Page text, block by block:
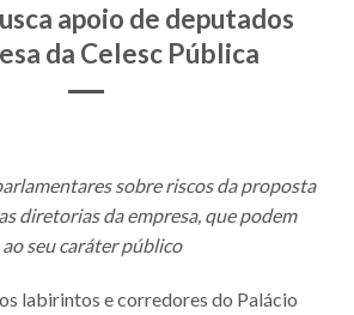
apoio de deputados
da Celesc Pública
sobre riscos da proposta
diretorias da empresa, que podem
seu caráter público
labirintos e corredores do Palácio